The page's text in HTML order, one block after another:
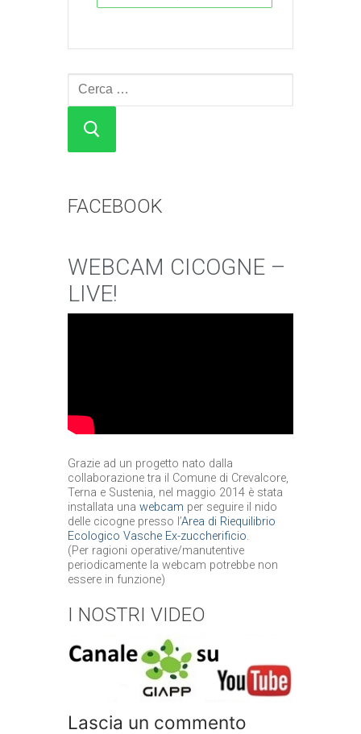
Cerca:
FACEBOOK
WEBCAM CICOGNE –
LIVE!
Grazie ad un progetto nato dalla
collaborazione tra il Comune di Crevalcore,
Terna e Sustenia, nel maggio 2014 è stata
installata una webcam per seguire il nido
delle cicogne presso l’Area di Riequilibrio
Ecologico Vasche Ex-zuccherificio.
(Per ragioni operative/manutentive
periodicamente la webcam potrebbe non
essere in funzione)
I NOSTRI VIDEO
Lascia un commento